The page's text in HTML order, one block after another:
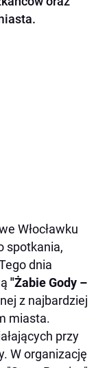
Włocławku
spotkania,
dnia
"Żabie Gody –
z najbardziej
miasta.
przy
W organizację